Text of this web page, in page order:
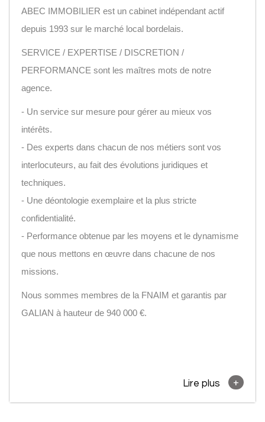
ABEC IMMOBILIER est un cabinet indépendant actif
depuis 1993 sur le marché local bordelais.
SERVICE / EXPERTISE / DISCRETION /
PERFORMANCE sont les maîtres mots de notre
agence.
- Un service sur mesure pour gérer au mieux vos
intérêts.
- Des experts dans chacun de nos métiers sont vos
interlocuteurs, au fait des évolutions juridiques et
techniques.
- Une déontologie exemplaire et la plus stricte
confidentialité.
- Performance obtenue par les moyens et le dynamisme
que nous mettons en œuvre dans chacune de nos
missions.
Nous sommes membres de la FNAIM et garantis par
GALIAN à hauteur de 940 000 €.
Lire plus +